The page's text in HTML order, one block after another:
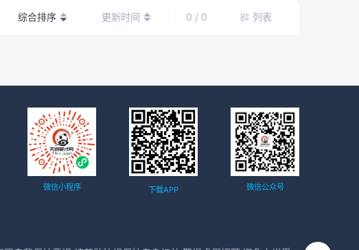
综合排序 更新时间 0 / 0 列表
微信小程序 下载APP 微信公众号